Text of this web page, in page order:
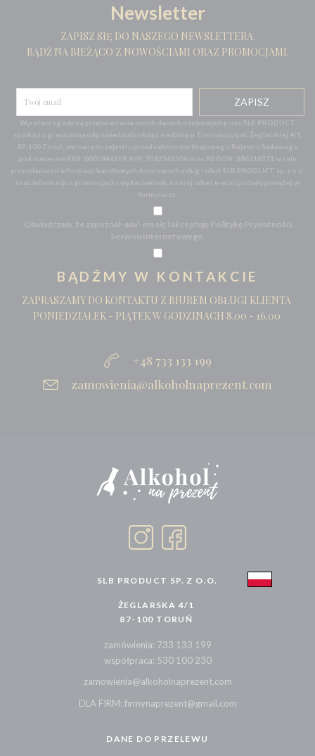
Newsletter
ZAPISZ SIĘ DO NASZEGO NEWSLETTERA.
BĄDŹ NA BIEŻĄCO Z NOWOŚCIAMI ORAZ PROMOCJAMI.
Wyrażam zgodę na przetwarzanie moich danych osobowych przez SLB PRODUCT
spółkę z ograniczoną odpowiedzialnością z siedzibą w Toruniu przy ul. Żeglarskiej 4/1,
87-100 Toruń, wpisaną do rejestru przedsiębiorców Krajowego Rejestru Sądowego
pod numerem KRS: 0000846209, NIP: 9562361506 oraz REGON: 386310371 w celu
przesyłania mi informacji handlowych dotyczących usług i ofert SLB PRODUCT sp. z o.o.
oraz informacji o promocjach i wydarzeniach, na mój adres e-mail podany powyżej w
formularzu.
Oświadczam, że zapoznał-am/-em się i akceptuję Politykę Prywatności
Serwisu Internetowego.
BĄDŹMY W KONTAKCIE
ZAPRASZAMY DO KONTAKTU Z BIUREM OBŁUGI KLIENTA
PONIEDZIAŁEK - PIĄTEK W GODZINACH 8.00 - 16.00
+48 733 133 199
zamowienia@alkoholnaprezent.com
SLB PRODUCT SP. Z O.O.
ŻEGLARSKA 4/1
87-100 TORUŃ
zamówienia: 733 133 199
współpraca: 530 100 230
zamowienia@alkoholnaprezent.com
DLA FIRM: firmynaprezent@gmail.com
DANE DO PRZELEWU